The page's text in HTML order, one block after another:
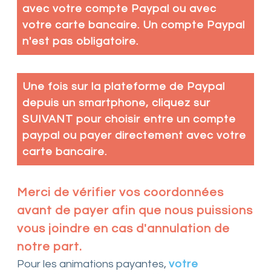
avec votre compte Paypal ou avec
votre carte bancaire. Un compte Paypal
n'est pas obligatoire.
Une fois sur la plateforme de Paypal
depuis un smartphone, cliquez sur
SUIVANT pour choisir entre un compte
paypal ou payer directement avec votre
carte bancaire.
Merci de vérifier vos coordonnées
avant de payer afin que nous puissions
vous joindre en cas d'annulation de
notre part.
Pour les animations payantes,votre